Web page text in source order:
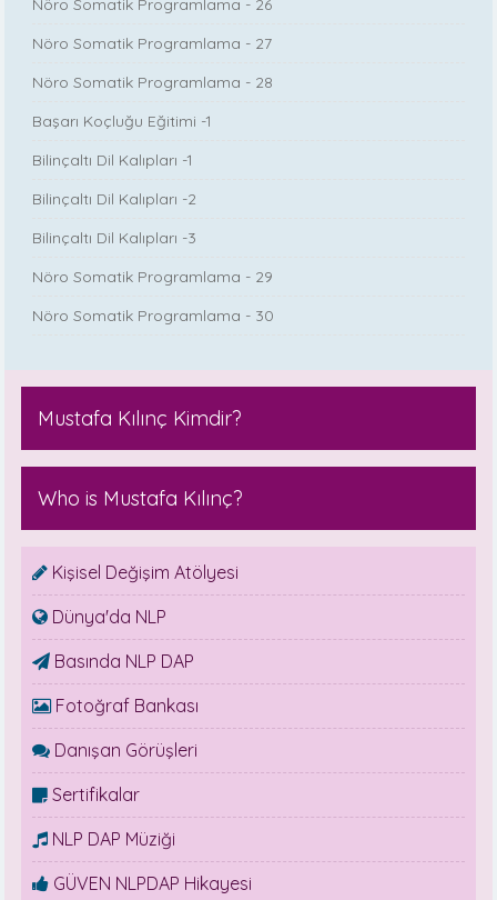
Nöro Somatik Programlama - 26
Nöro Somatik Programlama - 27
Nöro Somatik Programlama - 28
Başarı Koçluğu Eğitimi -1
Bilinçaltı Dil Kalıpları -1
Bilinçaltı Dil Kalıpları -2
Bilinçaltı Dil Kalıpları -3
Nöro Somatik Programlama - 29
Nöro Somatik Programlama - 30
Mustafa Kılınç Kimdir?
Who is Mustafa Kılınç?
Kişisel Değişim Atölyesi
Dünya'da NLP
Basında NLP DAP
Fotoğraf Bankası
Danışan Görüşleri
Sertifikalar
NLP DAP Müziği
GÜVEN NLPDAP Hikayesi